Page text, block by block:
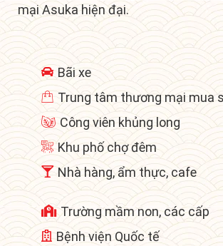
mại Asuka hiện đại.
Bãi xe
Trung tâm thương mại mua
Công viên khủng long
Khu phố chợ đêm
Nhà hàng, ẩm thực, cafe
Trường mầm non, các cấp
Bệnh viện Quốc tế